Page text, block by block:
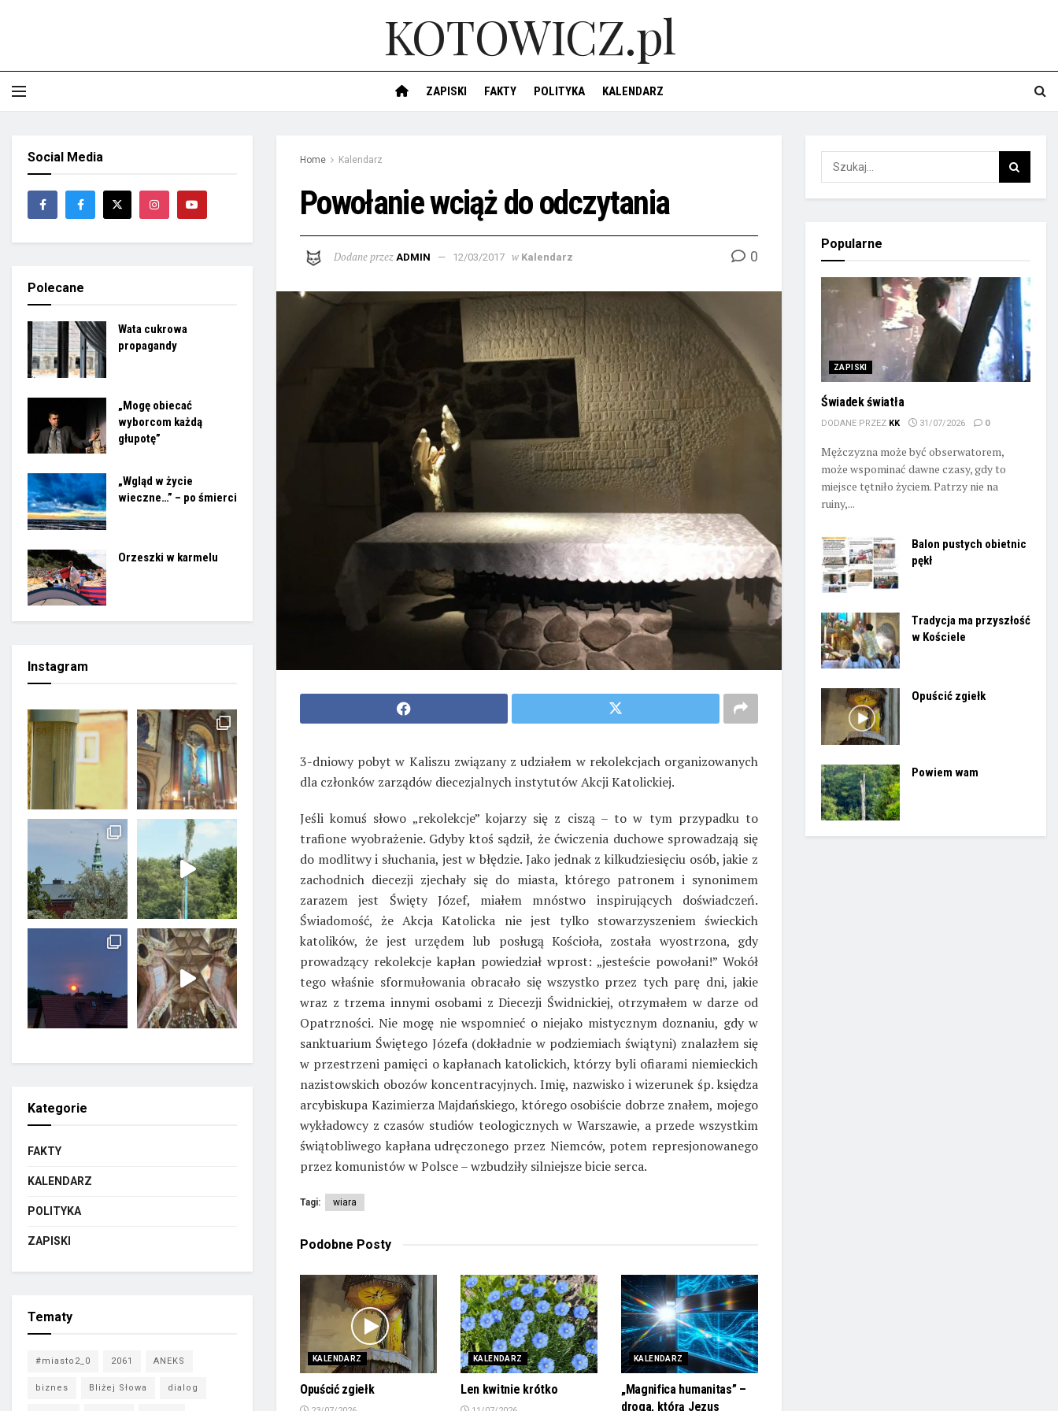
KOTOWICZ.pl
ZAPISKI FAKTY POLITYKA KALENDARZ
Home Kalendarz
Powołanie wciąż do odczytania
Dodane przez ADMIN 12/03/2017 w Kalendarz 0
3-dniowy pobyt w Kaliszu związany z udziałem w rekolekcjach organizowanych
dla członków zarządów diecezjalnych instytutów Akcji Katolickiej.
Jeśli komuś słowo „rekolekcje” kojarzy się z ciszą – to w tym przypadku to
trafione wyobrażenie. Gdyby ktoś sądził, że ćwiczenia duchowe sprowadzają się
do modlitwy i słuchania, jest w błędzie. Jako jednak z kilkudziesięciu osób, jakie z
zachodnich diecezji zjechały się do miasta, którego patronem i synonimem
zarazem jest Święty Józef, miałem mnóstwo inspirujących doświadczeń.
Świadomość, że Akcja Katolicka nie jest tylko stowarzyszeniem świeckich
katolików, że jest urzędem lub posługą Kościoła, została wyostrzona, gdy
prowadzący rekolekcje kapłan powiedział wprost: „jesteście powołani!” Wokół
tego właśnie sformułowania obracało się wszystko przez tych parę dni, jakie
wraz z trzema innymi osobami z Diecezji Świdnickiej, otrzymałem w darze od
Opatrzności. Nie mogę nie wspomnieć o niejako mistycznym doznaniu, gdy w
sanktuarium Świętego Józefa (dokładnie w podziemiach świątyni) znalazłem się
w przestrzeni pamięci o kapłanach katolickich, którzy byli ofiarami niemieckich
nazistowskich obozów koncentracyjnych. Imię, nazwisko i wizerunek śp. księdza
arcybiskupa Kazimierza Majdańskiego, którego osobiście dobrze znałem, mojego
wykładowcy z czasów studiów teologicznych w Warszawie, a przede wszystkim
świątobliwego kapłana udręczonego przez Niemców, potem represjonowanego
przez komunistów w Polsce – wzbudziły silniejsze bicie serca.
Tagi: wiara
Podobne Posty
KALENDARZ
Opuścić zgiełk
KALENDARZ
Len kwitnie krótko
KALENDARZ
„Magnifica humanitas” –
droga, którą Jezus
Social Media
Polecane
Wata cukrowa
propagandy
„Mogę obiecać
wyborcom każdą
głupotę”
„Wgląd w życie
wieczne…” – po śmierci
Orzeszki w karmelu
Instagram
Kategorie
FAKTY
KALENDARZ
POLITYKA
ZAPISKI
Tematy
#miasto2_0 2061 ANEKS
biznes Bliżej Słowa dialog
Popularne
ZAPISKI
Świadek światła
DODANE PRZEZ KK 31/07/2026 0
Mężczyzna może być obserwatorem,
może wspominać dawne czasy, gdy to
miejsce tętniło życiem. Patrzy nie na
ruiny,...
Balon pustych obietnic
pękł
Tradycja ma przyszłość
w Kościele
Opuścić zgiełk
Powiem wam